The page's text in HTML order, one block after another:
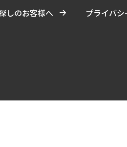
しのお客様へ
プライバ